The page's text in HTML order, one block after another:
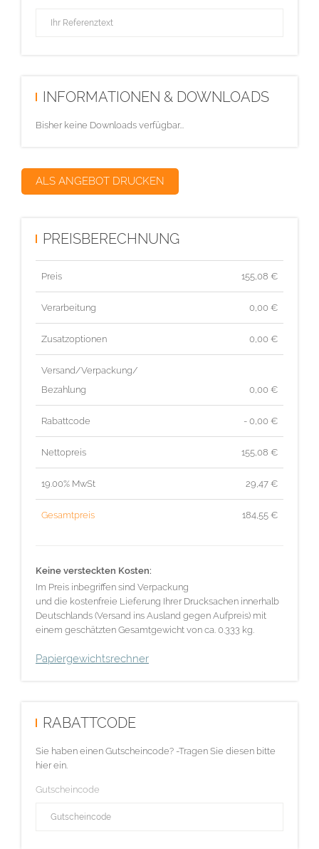
INFORMATIONEN & DOWNLOADS
Bisher keine Downloads verfügbar...
ALS ANGEBOT DRUCKEN
PREISBERECHNUNG
Preis 155,08 €
Verarbeitung 0,00 €
Zusatzoptionen 0,00 €
Versand/Verpackung/
Bezahlung
0,00 €
Rabattcode - 0,00 €
Nettopreis 155,08 €
19.00% MwSt 29,47 €
Gesamtpreis 184,55 €
Keine versteckten Kosten:
Im Preis inbegriffen sind Verpackung
und die kostenfreie Lieferung Ihrer Drucksachen innerhalb
Deutschlands (Versand ins Ausland gegen Aufpreis) mit
einem geschätzten Gesamtgewicht von ca. 0.333 kg.
Papiergewichtsrechner
RABATTCODE
Sie haben einen Gutscheincode? -Tragen Sie diesen bitte
hier ein.
Gutscheincode